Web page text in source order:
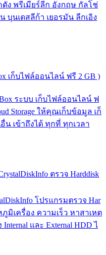
ง พรีเมียร์ลีก อังกฤษ กัลโช่
บุนเดสลีก้า เยอรมัน ลีกเอิง
เก็บไฟล์ออนไลน์ ฟรี 2 GB )
ระบบ เก็บไฟล์ออนไลน์ ฟ
Storage ให้คุณเก็บข้อมูล เก็
เข้าถึงได้ ทุกที่ ทุกเวลา
ตรวจ Harddisk
โปรแกรมตรวจ Har
มิเครื่อง ความเร็ว หาสาเหต
และ External HDD ไ